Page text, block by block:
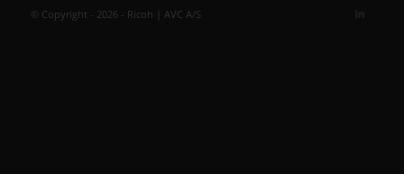
© Copyright - 2026 - Ricoh | AVC A/S